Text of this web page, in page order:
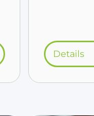
Details